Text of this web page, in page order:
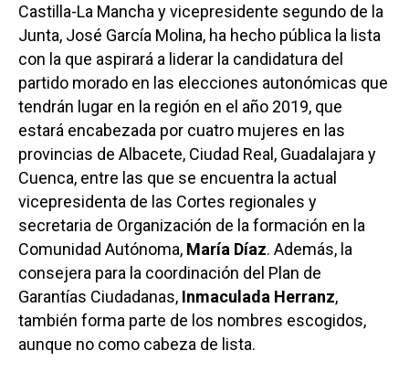
Castilla-La Mancha y vicepresidente segundo de la
Junta, José García Molina, ha hecho pública la lista
con la que aspirará a liderar la candidatura del
partido morado en las elecciones autonómicas que
tendrán lugar en la región en el año 2019, que
estará encabezada por cuatro mujeres en las
provincias de Albacete, Ciudad Real, Guadalajara y
Cuenca, entre las que se encuentra la actual
vicepresidenta de las Cortes regionales y
secretaria de Organización de la formación en la
Comunidad Autónoma, María Díaz. Además, la
consejera para la coordinación del Plan de
Garantías Ciudadanas, Inmaculada Herranz,
también forma parte de los nombres escogidos,
aunque no como cabeza de lista.